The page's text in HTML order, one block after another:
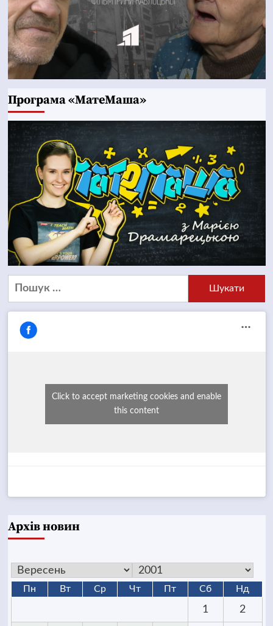
Програма «МатеМаша»
Пошук:
Click to accept marketing cookies and enable
this content
Архів новин
Пн Вт Ср Чт Пт Сб Нд
1 2